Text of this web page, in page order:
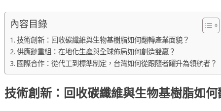
內容目錄
技術創新：回收碳纖維與生物基樹脂如何翻轉產業面貌？
供應鏈重組：在地化生產與全球佈局如何創造雙贏？
國際合作：從代工到標準制定，台灣如何從跟隨者躍升為領航者？
技術創新：回收碳纖維與生物基樹脂如